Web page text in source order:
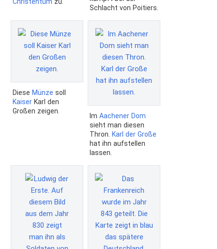
Christentum zu.
Schlacht von Poitiers.
Diese Münze soll
Kaiser Karl den
Großen zeigen.
Im Aachener Dom
sieht man diesen
Thron. Karl der Große
hat ihn aufstellen
lassen.